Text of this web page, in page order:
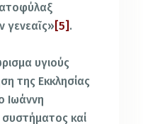
γενεαῖς» [5] .
υγιούς
της Εκκλησίας
Ιωάννη
καί